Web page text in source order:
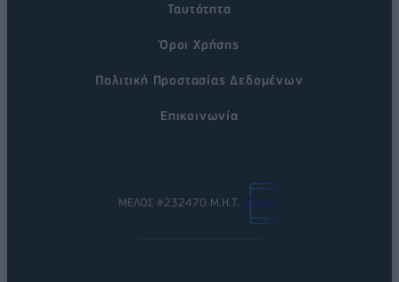
Ταυτότητα
Όροι Χρήσης
Πολιτική Προστασίας Δεδομένων
Επικοινωνία
ΜΕΛΟΣ #232470 Μ.Η.Τ.